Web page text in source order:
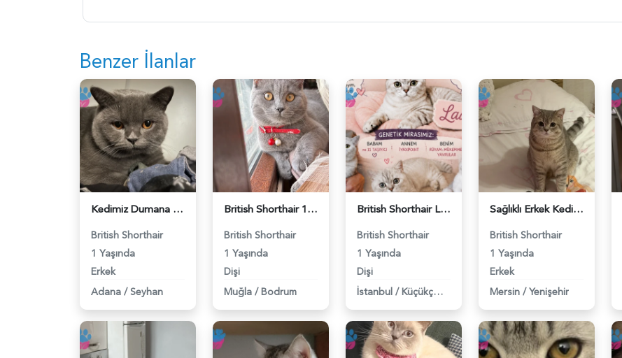
Benzer İlanlar
Kedimiz Dumana Dişi Eş arıyoruz - 118984658
British Shorthair
1 Yaşında
Erkek
Adana / Seyhan
British Shorthair 1 Yaşında Eş Arıyor - 118984662
British Shorthair
1 Yaşında
Dişi
Muğla / Bodrum
British Shorthair Lady kociş arıyor - 118984656
British Shorthair
1 Yaşında
Dişi
İstanbul / Küçükçekmece
Sağlıklı Erkek Kedi Bobi’ye Eş Aranıyor - 118984657
British Shorthair
1 Yaşında
Erkek
Mersin / Yenişehir